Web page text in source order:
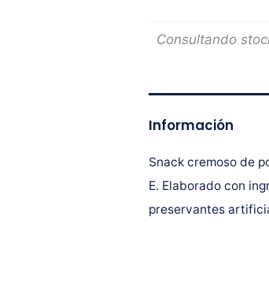
Consultando
Información
Snack cremoso de
E. Elaborado con
preservantes